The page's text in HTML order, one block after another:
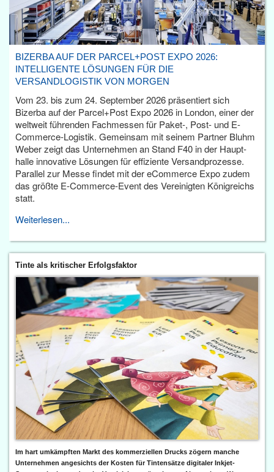
BIZERBA AUF DER PARCEL+POST EXPO 2026:
INTELLIGENTE LÖSUNGEN FÜR DIE
VERSANDLOGISTIK VON MORGEN
Vom 23. bis zum 24. September 2026 präsentiert sich
Bizerba auf der Parcel+Post Expo 2026 in London, einer der
weltweit führenden Fachmessen für Paket-, Post- und E-
Commerce-Logistik. Gemeinsam mit seinem Partner Bluhm
Weber zeigt das Unternehmen an Stand F40 in der Haupt­
halle innovative Lösungen für effiziente Versandprozesse.
Parallel zur Messe findet mit der eCommerce Expo zudem
das größte E-Commerce-Event des Vereinigten Königreichs
statt.
Weiterlesen...
Tinte als kritischer Erfolgsfaktor
Im hart umkämpften Markt des kommerziellen Drucks zögern manche
Unternehmen angesichts der Kosten für Tintensätze digitaler Inkjet-